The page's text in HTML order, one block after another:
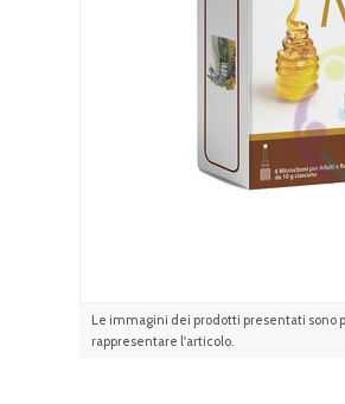
Le immagini dei prodotti presentati sono
rappresentare l'articolo.